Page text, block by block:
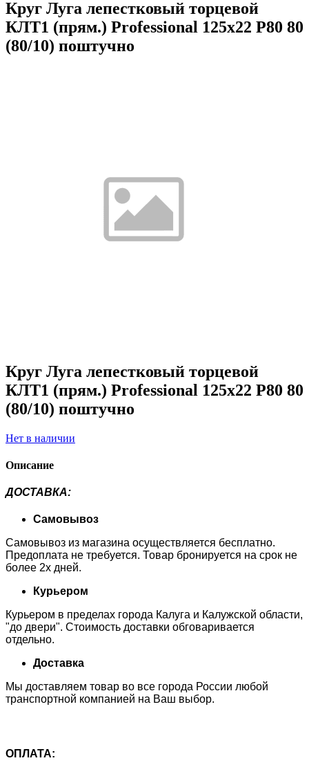
Круг Луга лепестковый торцевой
КЛТ1 (прям.) Professional 125х22 Р80 80
(80/10) поштучно
Круг Луга лепестковый торцевой
КЛТ1 (прям.) Professional 125х22 Р80 80
(80/10) поштучно
Нет в наличии
Описание
ДОСТАВКА:
Самовывоз
Самовывоз из магазина осуществляется бесплатно.
Предоплата не требуется. Товар бронируется на срок не
более 2х дней.
Курьером
Курьером в пределах города Калуга и Калужской области,
"до двери". Стоимость доставки обговаривается
отдельно.
Доставка
Мы доставляем товар во все города России любой
транспортной компанией на Ваш выбор.
ОПЛАТА: